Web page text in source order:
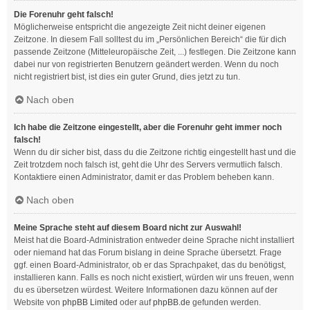
Die Forenuhr geht falsch!
Möglicherweise entspricht die angezeigte Zeit nicht deiner eigenen
Zeitzone. In diesem Fall solltest du im „Persönlichen Bereich“ die für dich
passende Zeitzone (Mitteleuropäische Zeit, ...) festlegen. Die Zeitzone kann
dabei nur von registrierten Benutzern geändert werden. Wenn du noch
nicht registriert bist, ist dies ein guter Grund, dies jetzt zu tun.
Nach oben
Ich habe die Zeitzone eingestellt, aber die Forenuhr geht immer noch
falsch!
Wenn du dir sicher bist, dass du die Zeitzone richtig eingestellt hast und die
Zeit trotzdem noch falsch ist, geht die Uhr des Servers vermutlich falsch.
Kontaktiere einen Administrator, damit er das Problem beheben kann.
Nach oben
Meine Sprache steht auf diesem Board nicht zur Auswahl!
Meist hat die Board-Administration entweder deine Sprache nicht installiert
oder niemand hat das Forum bislang in deine Sprache übersetzt. Frage
ggf. einen Board-Administrator, ob er das Sprachpaket, das du benötigst,
installieren kann. Falls es noch nicht existiert, würden wir uns freuen, wenn
du es übersetzen würdest. Weitere Informationen dazu können auf der
Website von phpBB Limited oder aufphpBB.de gefunden werden.